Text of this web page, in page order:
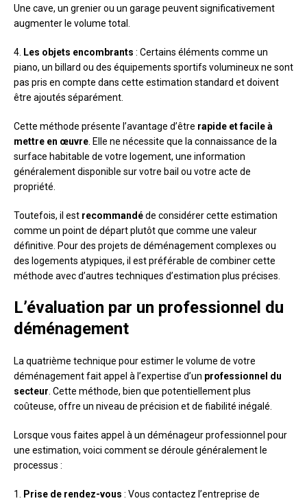
Une cave, un grenier ou un garage peuvent significativement
augmenter le volume total.
4. Les objets encombrants : Certains éléments comme un
piano, un billard ou des équipements sportifs volumineux ne sont
pas pris en compte dans cette estimation standard et doivent
être ajoutés séparément.
Cette méthode présente l’avantage d’être rapide et facile à
mettre en œuvre . Elle ne nécessite que la connaissance de la
surface habitable de votre logement, une information
généralement disponible sur votre bail ou votre acte de
propriété.
Toutefois, il est recommandéde considérer cette estimation
comme un point de départ plutôt que comme une valeur
définitive. Pour des projets de déménagement complexes ou
des logements atypiques, il est préférable de combiner cette
méthode avec d’autres techniques d’estimation plus précises.
L’évaluation par un professionnel du
déménagement
La quatrième technique pour estimer le volume de votre
déménagement fait appel à l’expertise d’un professionnel du
secteur . Cette méthode, bien que potentiellement plus
coûteuse, offre un niveau de précision et de fiabilité inégalé.
Lorsque vous faites appel à un déménageur professionnel pour
une estimation, voici comment se déroule généralement le
processus :
1. Prise de rendez-vous : Vous contactez l’entreprise de